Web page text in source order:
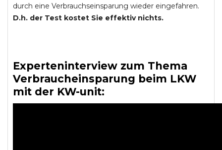
durch eine Verbrauchseinsparung wieder eingefahren.
D.h. der Test kostet Sie effektiv nichts.
Experteninterview zum Thema
Verbraucheinsparung beim LKW
mit der KW-unit: